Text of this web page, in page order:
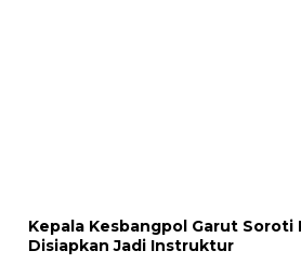
Kepala Kesbangpol Garut Soroti
Disiapkan Jadi Instruktur